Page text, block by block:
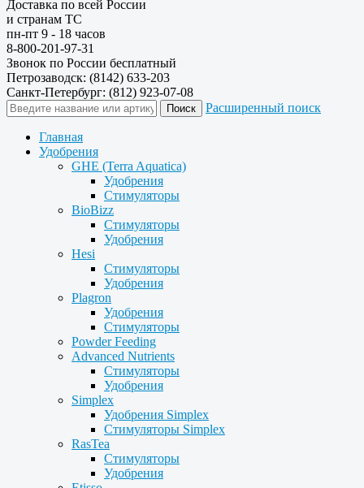
Доставка по всей России
и странам ТС
пн-пт 9 - 18 часов
8-800-201-97-31
Звонок по России бесплатный
Петрозаводск: (8142) 633-203
Санкт-Петербург: (812) 923-07-08
Расширенный поиск
Главная
Удобрения
GHE (Terra Aquatica)
Удобрения
Стимуляторы
BioBizz
Стимуляторы
Удобрения
Hesi
Стимуляторы
Удобрения
Plagron
Удобрения
Стимуляторы
Powder Feeding
Advanced Nutrients
Стимуляторы
Удобрения
Simplex
Удобрения Simplex
Стимуляторы Simplex
RasTea
Стимуляторы
Удобрения